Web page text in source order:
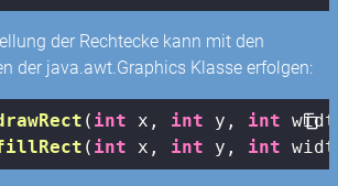
der Rechtecke kann mit den
der java.awt.Graphics Klasse erfolgen:
( int x, int y, int
( int x, int y, int